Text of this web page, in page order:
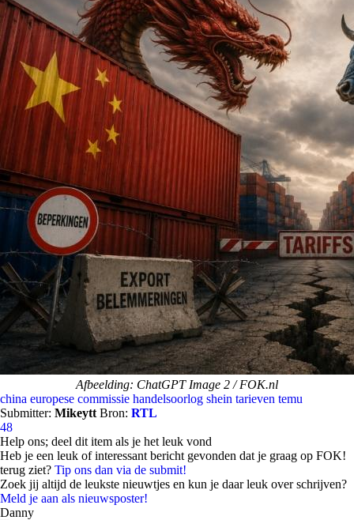
Afbeelding: ChatGPT Image 2 / FOK.nl
china europese commissie handelsoorlog shein tarieven temu
Submitter: Mikeytt Bron: RTL
48
Help ons; deel dit item als je het leuk vond
Heb je een leuk of interessant bericht gevonden dat je graag op FOK!
terug ziet? Tip ons dan via de submit!
Zoek jij altijd de leukste nieuwtjes en kun je daar leuk over schrijven?
Meld je aan als nieuwsposter!
Danny